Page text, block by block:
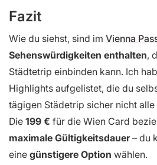
Fazit
Wie du siehst, sind im Vienna
Sehenswürdigkeiten enthalten,
Städtetrip einbinden kann. Ich
Highlights aufgelistet, die du
tägigen Städetrip sicher nicht
Die 199 € für die Wien Card
maximale Gültigkeitsdauer– du
eine günstigere Option wählen.